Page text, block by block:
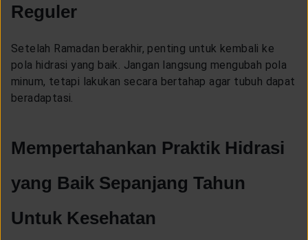
Reguler
Setelah Ramadan berakhir, penting untuk kembali ke
pola hidrasi yang baik. Jangan langsung mengubah pola
minum, tetapi lakukan secara bertahap agar tubuh dapat
beradaptasi.
Mempertahankan Praktik Hidrasi
yang Baik Sepanjang Tahun
Untuk Kesehatan